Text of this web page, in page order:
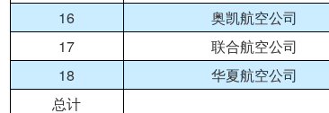
16
奥凯航空公司
17
联合航空公司
18
华夏航空公司
总计